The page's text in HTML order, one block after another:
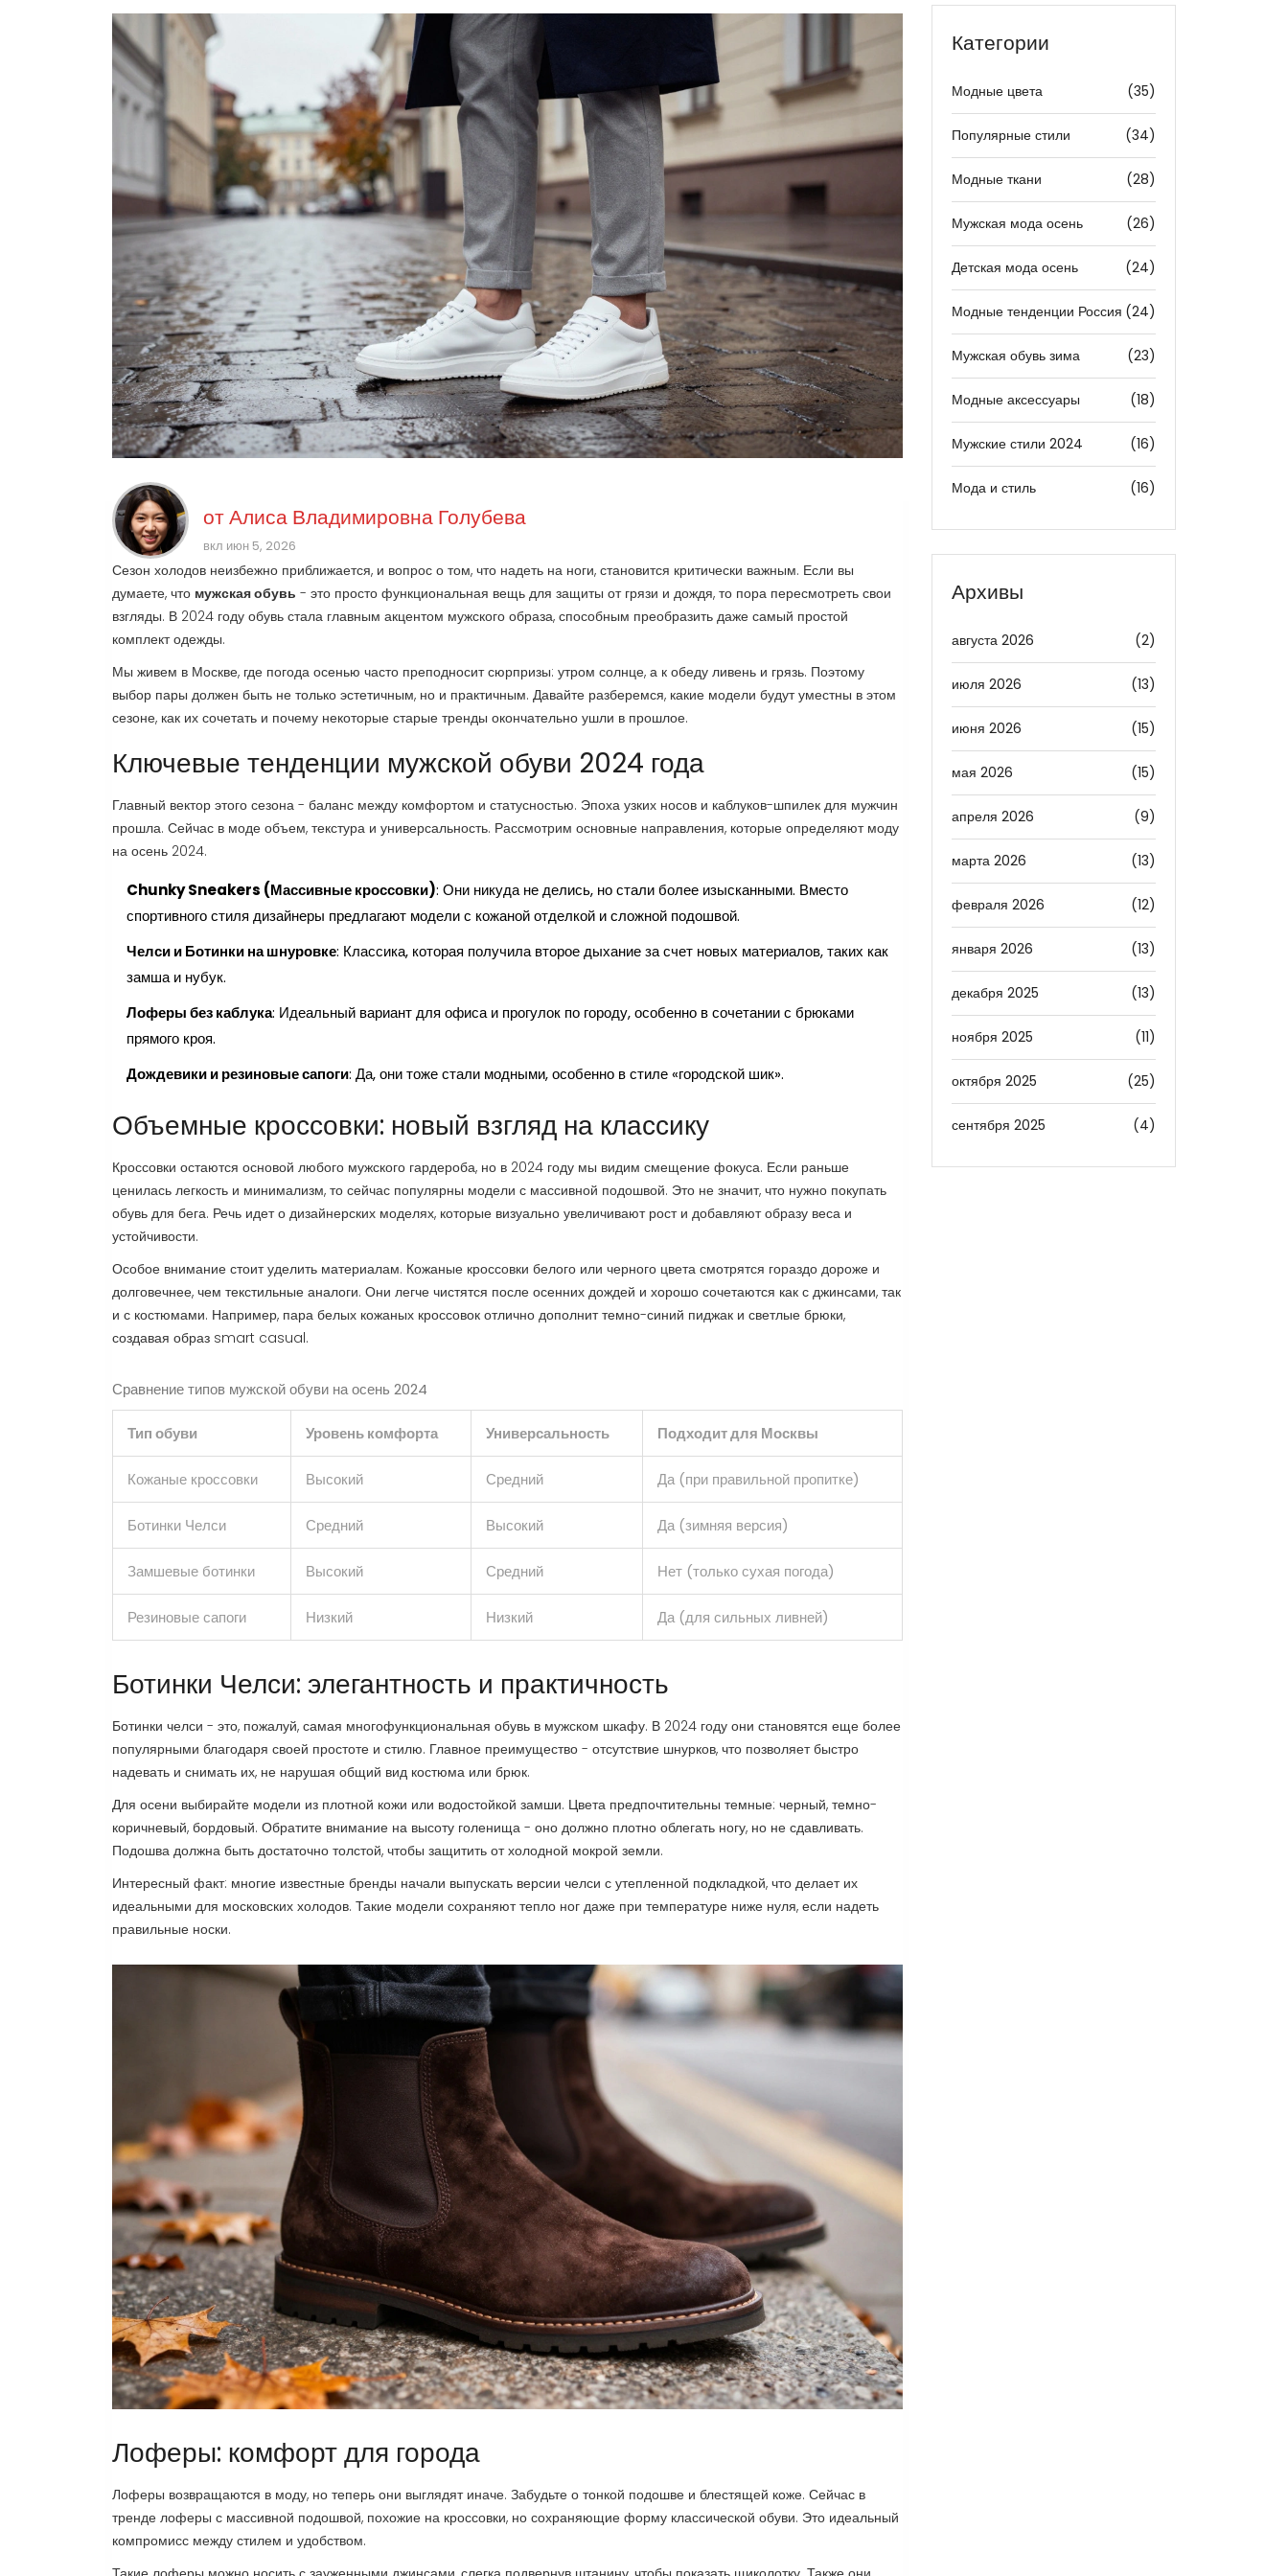
отАлиса Владимировна Голубева
вкл июн 5, 2026
Сезон холодов неизбежно приближается, и вопрос о том, что надеть на ноги, становится критически важным. Если вы
думаете, что мужская обувь - это просто функциональная вещь для защиты от грязи и дождя, то пора пересмотреть свои
взгляды. В 2024 году обувь стала главным акцентом мужского образа, способным преобразить даже самый простой
комплект одежды.
Мы живем в Москве, где погода осенью часто преподносит сюрпризы: утром солнце, а к обеду ливень и грязь. Поэтому
выбор пары должен быть не только эстетичным, но и практичным. Давайте разберемся, какие модели будут уместны в этом
сезоне, как их сочетать и почему некоторые старые тренды окончательно ушли в прошлое.
Ключевые тенденции мужской обуви 2024 года
Главный вектор этого сезона - баланс между комфортом и статусностью. Эпоха узких носов и каблуков-шпилек для мужчин
прошла. Сейчас в моде объем, текстура и универсальность. Рассмотрим основные направления, которые определяют моду
на осень 2024.
Chunky Sneakers (Массивные кроссовки): Они никуда не делись, но стали более изысканными. Вместо
спортивного стиля дизайнеры предлагают модели с кожаной отделкой и сложной подошвой.
Челси и Ботинки на шнуровке: Классика, которая получила второе дыхание за счет новых материалов, таких как
замша и нубук.
Лоферы без каблука: Идеальный вариант для офиса и прогулок по городу, особенно в сочетании с брюками
прямого кроя.
Дождевики и резиновые сапоги: Да, они тоже стали модными, особенно в стиле «городской шик».
Объемные кроссовки: новый взгляд на классику
Кроссовки остаются основой любого мужского гардероба, но в 2024 году мы видим смещение фокуса. Если раньше
ценилась легкость и минимализм, то сейчас популярны модели с массивной подошвой. Это не значит, что нужно покупать
обувь для бега. Речь идет о дизайнерских моделях, которые визуально увеличивают рост и добавляют образу веса и
устойчивости.
Особое внимание стоит уделить материалам. Кожаные кроссовки белого или черного цвета смотрятся гораздо дороже и
долговечнее, чем текстильные аналоги. Они легче чистятся после осенних дождей и хорошо сочетаются как с джинсами, так
и с костюмами. Например, пара белых кожаных кроссовок отлично дополнит темно-синий пиджак и светлые брюки,
создавая образ smart casual.
Сравнение типов мужской обуви на осень 2024
Тип обуви Уровень комфорта Универсальность Подходит для Москвы
Кожаные кроссовки Высокий Средний Да (при правильной пропитке)
Ботинки Челси Средний Высокий Да (зимняя версия)
Замшевые ботинки Высокий Средний Нет (только сухая погода)
Резиновые сапоги Низкий Низкий Да (для сильных ливней)
Ботинки Челси: элегантность и практичность
Ботинки челси - это, пожалуй, самая многофункциональная обувь в мужском шкафу. В 2024 году они становятся еще более
популярными благодаря своей простоте и стилю. Главное преимущество - отсутствие шнурков, что позволяет быстро
надевать и снимать их, не нарушая общий вид костюма или брюк.
Для осени выбирайте модели из плотной кожи или водостойкой замши. Цвета предпочтительны темные: черный, темно-
коричневый, бордовый. Обратите внимание на высоту голенища - оно должно плотно облегать ногу, но не сдавливать.
Подошва должна быть достаточно толстой, чтобы защитить от холодной мокрой земли.
Интересный факт: многие известные бренды начали выпускать версии челси с утепленной подкладкой, что делает их
идеальными для московских холодов. Такие модели сохраняют тепло ног даже при температуре ниже нуля, если надеть
правильные носки.
Лоферы: комфорт для города
Лоферы возвращаются в моду, но теперь они выглядят иначе. Забудьте о тонкой подошве и блестящей коже. Сейчас в
тренде лоферы с массивной подошвой, похожие на кроссовки, но сохраняющие форму классической обуви. Это идеальный
компромисс между стилем и удобством.
Категории
Модные цвета (35)
Популярные стили (34)
Модные ткани (28)
Мужская мода осень (26)
Детская мода осень (24)
Модные тенденции Россия (24)
Мужская обувь зима (23)
Модные аксессуары (18)
Мужские стили 2024 (16)
Мода и стиль (16)
Архивы
августа 2026 (2)
июля 2026 (13)
июня 2026 (15)
мая 2026 (15)
апреля 2026 (9)
марта 2026 (13)
февраля 2026 (12)
января 2026 (13)
декабря 2025 (13)
ноября 2025 (11)
октября 2025 (25)
сентября 2025 (4)